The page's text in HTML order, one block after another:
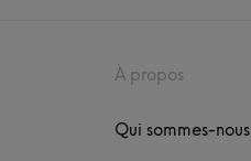
À propos
Qui sommes-nous